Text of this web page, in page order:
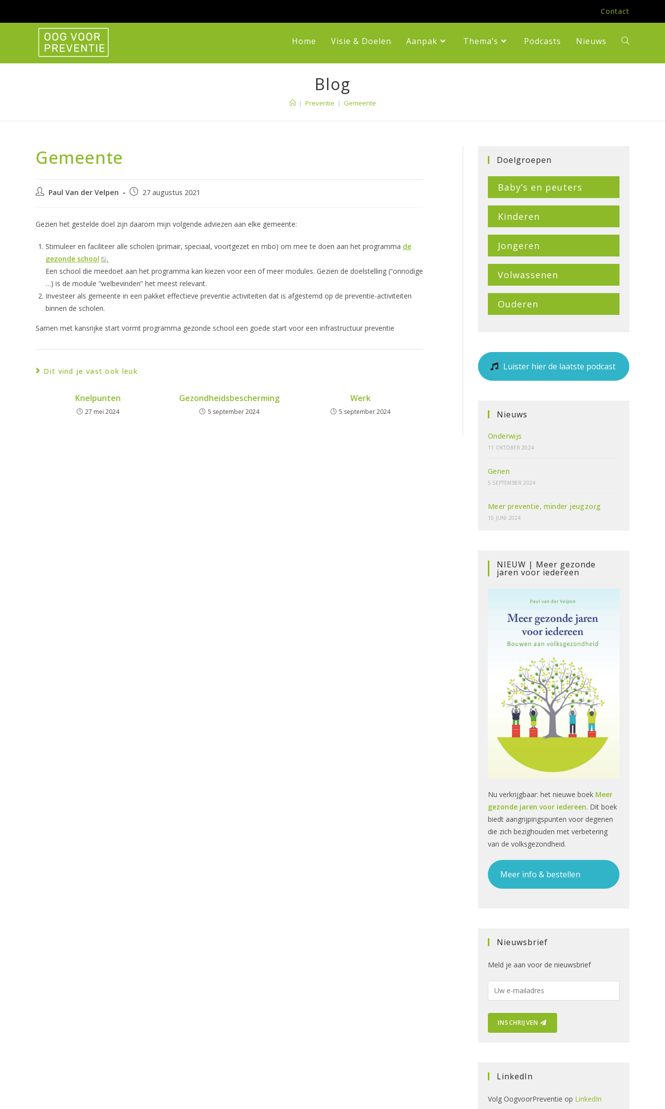
Contact
Home Visie & Doelen Aanpak Thema’s Podcasts Nieuws Toggle
Blog
| Preventie | Gemeente
Gemeente
BerichtPaul Van der Velpen
Bericht27 augustus 2021
Gezien het gestelde doel zijn daarom mijn volgende adviezen aan elke gemeente:
Stimuleer en faciliteer alle scholen (primair, speciaal, voortgezet en mbo) om mee te doen aan het programma de
gezonde school
.
Een school die meedoet aan het programma kan kiezen voor een of meer modules. Gezien de doelstelling (“onnodige
…) is de module “welbevinden” het meest relevant.
Investeer als gemeente in een pakket effectieve preventie activiteiten dat is afgestemd op de preventie-activiteiten
binnen de scholen.
Samen met kansrijke start vormt programma gezonde school een goede start voor een infrastructuur preventie
Dit vind je vast ook leuk
Knelpunten
27 mei 2024
Gezondheidsbescherming
5 september 2024
Werk
5 september 2024
Doelgroepen
Baby’s en peuters
Kinderen
Jongeren
Volwassenen
Ouderen
Luister hier de laatste podcast
Nieuws
Onderwijs
11 OKTOBER 2024
Genen
5 SEPTEMBER 2024
Meer preventie, minder jeugzorg
10 JUNI 2024
NIEUW | Meer gezonde
jaren voor iedereen
Nu verkrijgbaar: het nieuwe boek Meer
gezonde jaren voor iedereen. Dit boek
biedt aangrijpingspunten voor degenen
die zich bezighouden met verbetering
van de volksgezondheid.
Meer info & bestellen
Nieuwsbrief
Meld je aan voor de nieuwsbrief
-
m
i
d
e
INSCHRIJVEN
LinkedIn
Volg OogvoorPreventie op LinkedIn